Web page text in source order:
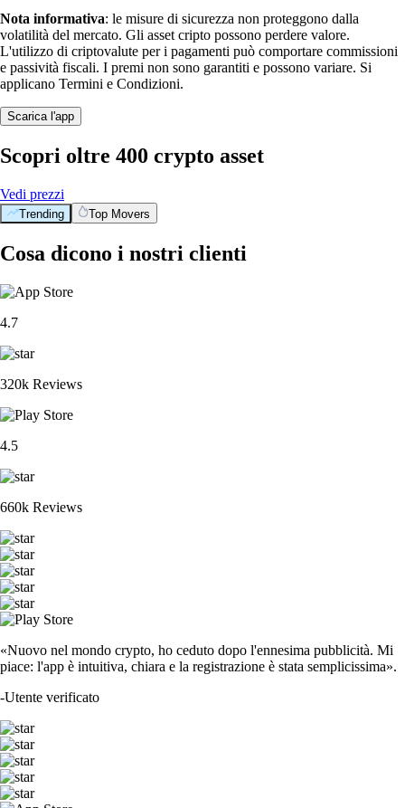
Nota informativa: le misure di sicurezza non proteggono dalla
volatilità del mercato. Gli asset cripto possono perdere valore.
L'utilizzo di criptovalute per i pagamenti può comportare commissioni
e passività fiscali. I premi non sono garantiti e possono variare. Si
applicano Termini e Condizioni.
Scarica l'app
Scopri oltre 400 crypto asset
Vedi prezzi
Trending Top Movers
Cosa dicono i nostri clienti
4.7
320k Reviews
4.5
660k Reviews
«Nuovo nel mondo crypto, ho ceduto dopo l'ennesima pubblicità. Mi
piace: l'app è intuitiva, chiara e la registrazione è stata semplicissima».
-Utente verificato